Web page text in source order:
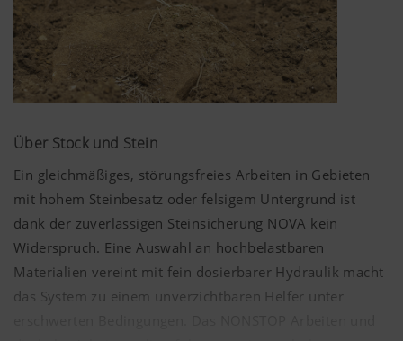
diesen Komfortgewinn lässt sich die Schnittbreite der
Pflugkörper ohne Schraubarbeit anpassen. Die
Scheibenseche und die Tasträder werden ebenso
mitverstellt.
Hydrauliksteuerventil benötigt. Die
Erstkörperschnittbreite wird nach dem Anpassen an die
Traktorinnenspurweite bei einer Änderung der
Schnittbreite automatisch mitverstellt. Dies erfolgt über
das Einstellzentrum mit Viergelenk-Kinematik
entsprechend der restlichen Körper.
Über Stock und Stein
Ein gleichmäßiges, störungsfreies Arbeiten in Gebieten
mit hohem Steinbesatz oder felsigem Untergrund ist
dank der zuverlässigen Steinsicherung NOVA kein
Widerspruch. Eine Auswahl an hochbelastbaren
Materialien vereint mit fein dosierbarer Hydraulik macht
das System zu einem unverzichtbaren Helfer unter